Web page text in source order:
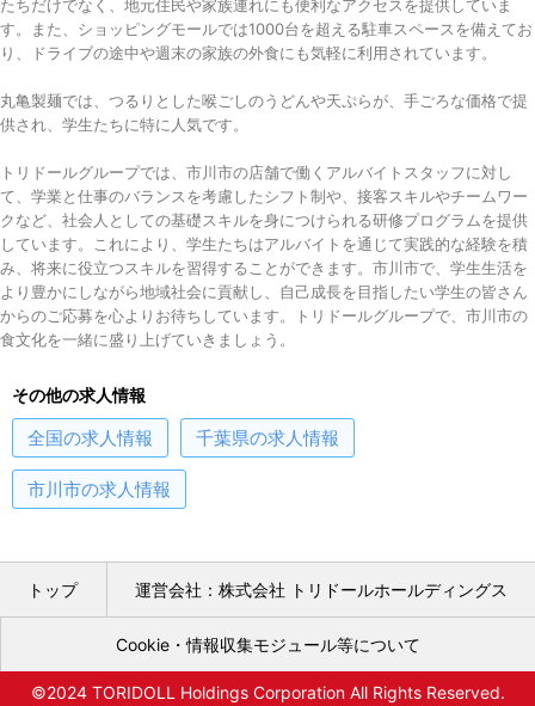
たちだけでなく、地元住民や家族連れにも便利なアクセスを提供していま
す。また、ショッピングモールでは1000台を超える駐車スペースを備えてお
り、ドライブの途中や週末の家族の外食にも気軽に利用されています。
丸亀製麺では、つるりとした喉ごしのうどんや天ぷらが、手ごろな価格で提
供され、学生たちに特に人気です。
トリドールグループでは、市川市の店舗で働くアルバイトスタッフに対し
て、学業と仕事のバランスを考慮したシフト制や、接客スキルやチームワー
クなど、社会人としての基礎スキルを身につけられる研修プログラムを提供
しています。これにより、学生たちはアルバイトを通じて実践的な経験を積
み、将来に役立つスキルを習得することができます。市川市で、学生生活を
より豊かにしながら地域社会に貢献し、自己成長を目指したい学生の皆さん
からのご応募を心よりお待ちしています。トリドールグループで、市川市の
食文化を一緒に盛り上げていきましょう。
その他の求人情報
全国の求人情報 千葉県の求人情報
市川市の求人情報
トップ 運営会社：株式会社 トリドールホールディングス
Cookie・情報収集モジュール等について
©2024 TORIDOLL Holdings Corporation All Rights Reserved.